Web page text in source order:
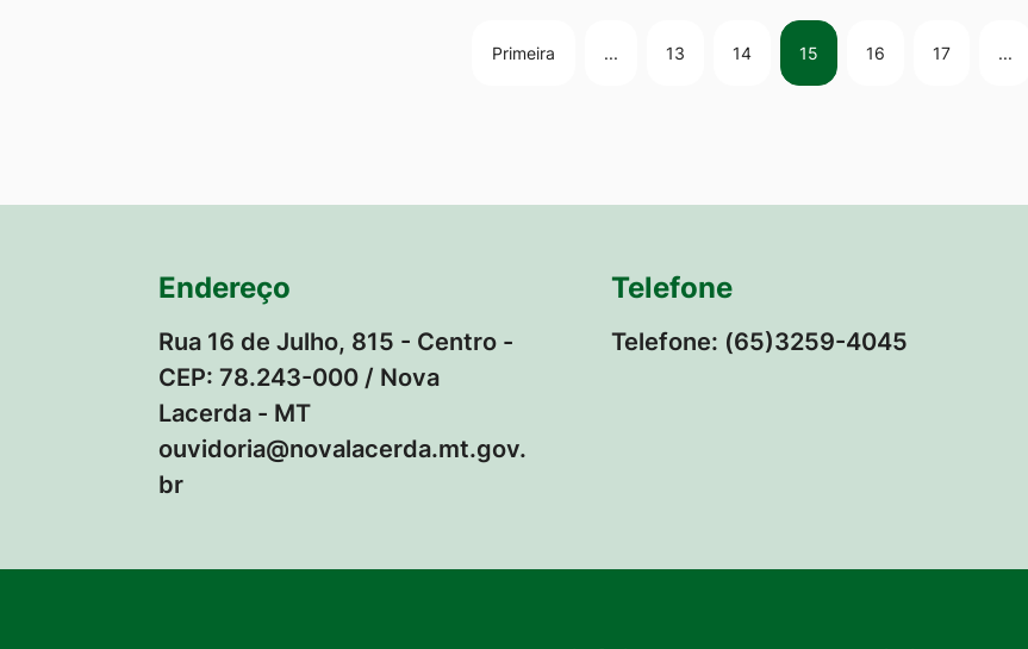
Primeira ... 13 14 15 16 17 ...
Endereço
Rua 16 de Julho, 815 - Centro -
CEP: 78.243-000 / Nova
Lacerda - MT
ouvidoria@novalacerda.mt.gov.
br
Telefone
Telefone: (65)3259-4045